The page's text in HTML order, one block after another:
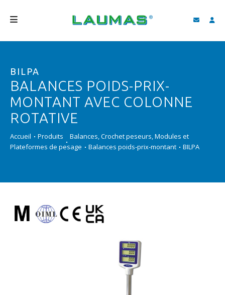
PRODUITS
SERVICES
ASSISTANCE ET TÉLÉCHARGEMENTS
VIDÉO
FRANÇAIS
BILPA
BALANCES POIDS-PRIX-
MONTANT AVEC COLONNE
ROTATIVE
Accueil Produits
Balances, Crochet peseurs, Modules et
Plateformes de pesage
Balances poids-prix-montant BILPA